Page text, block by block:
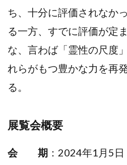
ち、十分に評価されなか
る一方、すでに評価が定
な、言わば「霊性の尺度
れらがもつ豊かな力を再
る。
展覧会概要
会 期 ：2024年1月5